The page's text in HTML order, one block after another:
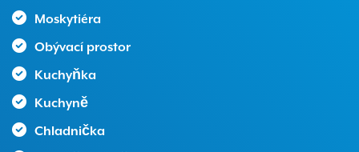
Moskytiéra
Obývací prostor
Kuchyňka
Kuchyně
Chladnička